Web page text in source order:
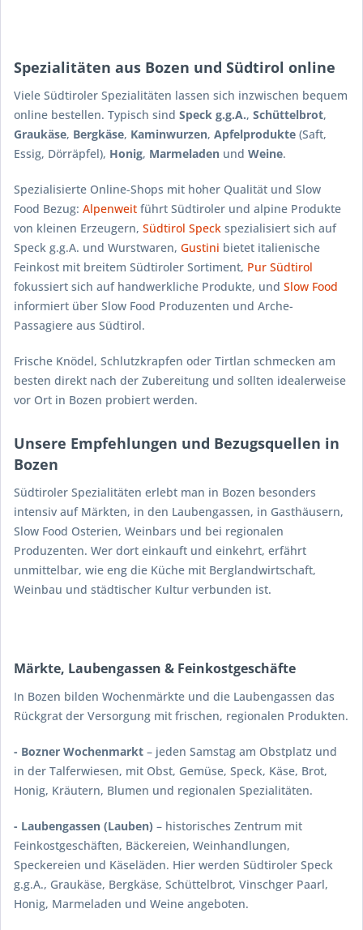
Spezialitäten aus Bozen und Südtirol online
Viele Südtiroler Spezialitäten lassen sich inzwischen bequem
online bestellen. Typisch sind Speck g.g.A., Schüttelbrot,
Graukäse, Bergkäse, Kaminwurzen, Apfelprodukte (Saft,
Essig, Dörräpfel), Honig, Marmeladen und Weine.
Spezialisierte Online-Shops mit hoher Qualität und Slow
Food Bezug: Alpenweit führt Südtiroler und alpine Produkte
von kleinen Erzeugern, Südtirol Speck spezialisiert sich auf
Speck g.g.A. und Wurstwaren, Gustini bietet italienische
Feinkost mit breitem Südtiroler Sortiment, Pur Südtirol
fokussiert sich auf handwerkliche Produkte, und Slow Food
informiert über Slow Food Produzenten und Arche-
Passagiere aus Südtirol.
Frische Knödel, Schlutzkrapfen oder Tirtlan schmecken am
besten direkt nach der Zubereitung und sollten idealerweise
vor Ort in Bozen probiert werden.
Unsere Empfehlungen und Bezugsquellen in
Bozen
Südtiroler Spezialitäten erlebt man in Bozen besonders
intensiv auf Märkten, in den Laubengassen, in Gasthäusern,
Slow Food Osterien, Weinbars und bei regionalen
Produzenten. Wer dort einkauft und einkehrt, erfährt
unmittelbar, wie eng die Küche mit Berglandwirtschaft,
Weinbau und städtischer Kultur verbunden ist.
Märkte, Laubengassen & Feinkostgeschäfte
In Bozen bilden Wochenmärkte und die Laubengassen das
Rückgrat der Versorgung mit frischen, regionalen Produkten.
- Bozner Wochenmarkt – jeden Samstag am Obstplatz und
in der Talferwiesen, mit Obst, Gemüse, Speck, Käse, Brot,
Honig, Kräutern, Blumen und regionalen Spezialitäten.
- Laubengassen (Lauben) – historisches Zentrum mit
Feinkostgeschäften, Bäckereien, Weinhandlungen,
Speckereien und Käseläden. Hier werden Südtiroler Speck
g.g.A., Graukäse, Bergkäse, Schüttelbrot, Vinschger Paarl,
Honig, Marmeladen und Weine angeboten.